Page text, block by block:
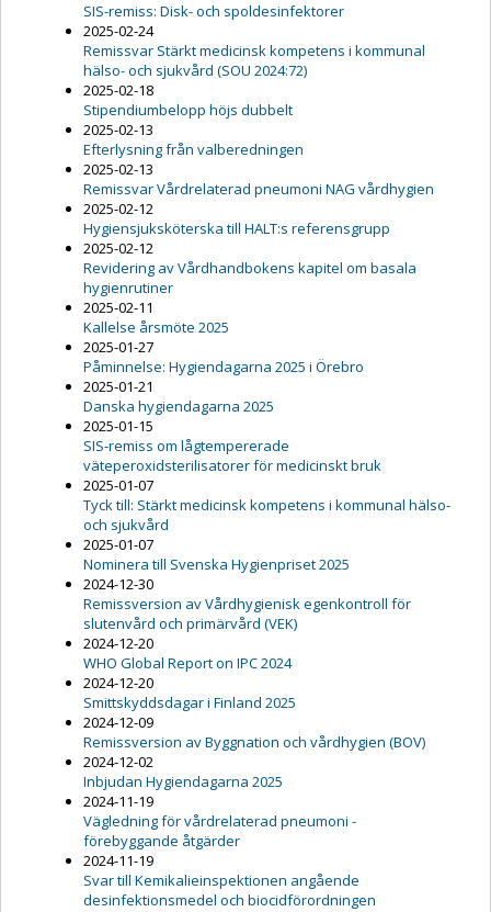
SIS-remiss: Disk- och spoldesinfektorer
2025-02-24
Remissvar Stärkt medicinsk kompetens i kommunal
hälso- och sjukvård (SOU 2024:72)
2025-02-18
Stipendiumbelopp höjs dubbelt
2025-02-13
Efterlysning från valberedningen
2025-02-13
Remissvar Vårdrelaterad pneumoni NAG vårdhygien
2025-02-12
Hygiensjuksköterska till HALT:s referensgrupp
2025-02-12
Revidering av Vårdhandbokens kapitel om basala
hygienrutiner
2025-02-11
Kallelse årsmöte 2025
2025-01-27
Påminnelse: Hygiendagarna 2025 i Örebro
2025-01-21
Danska hygiendagarna 2025
2025-01-15
SIS-remiss om lågtempererade
väteperoxidsterilisatorer för medicinskt bruk
2025-01-07
Tyck till: Stärkt medicinsk kompetens i kommunal hälso-
och sjukvård
2025-01-07
Nominera till Svenska Hygienpriset 2025
2024-12-30
Remissversion av Vårdhygienisk egenkontroll för
slutenvård och primärvård (VEK)
2024-12-20
WHO Global Report on IPC 2024
2024-12-20
Smittskyddsdagar i Finland 2025
2024-12-09
Remissversion av Byggnation och vårdhygien (BOV)
2024-12-02
Inbjudan Hygiendagarna 2025
2024-11-19
Vägledning för vårdrelaterad pneumoni -
förebyggande åtgärder
2024-11-19
Svar till Kemikalieinspektionen angående
desinfektionsmedel och biocidförordningen